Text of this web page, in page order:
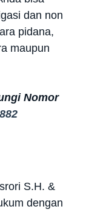
dan non
pidana,
maupun
Nomor
S.H. &
dengan